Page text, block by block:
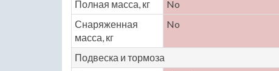
Полная масса, кг No
Снаряженная
масса, кг
No
Подвеска и тормоза